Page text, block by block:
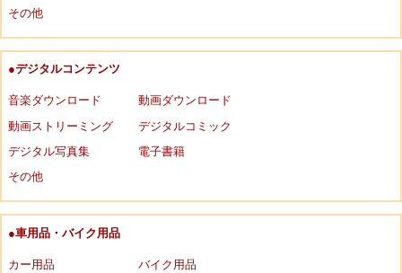
その他
●デジタルコンテンツ
音楽ダウンロード
動画ダウンロード
動画ストリーミング
デジタルコミック
デジタル写真集
電子書籍
その他
●車用品・バイク用品
カー用品
バイク用品